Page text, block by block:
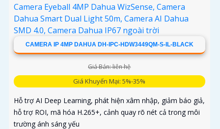
CAMERA IP 4MP DAHUA DH-IPC-HDW3449QM-S-IL-BLACK
Giá Bán: liên hệ
Giá Khuyến Mại: 5%-35%
Hỗ trợ AI Deep Learning, phát hiện xâm nhập, giảm báo giả,
hỗ trợ ROI, mã hóa H.265+, cảnh quay rõ nét cả trong môi
trường ánh sáng yếu